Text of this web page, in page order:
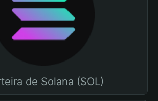
de Solana (SOL)